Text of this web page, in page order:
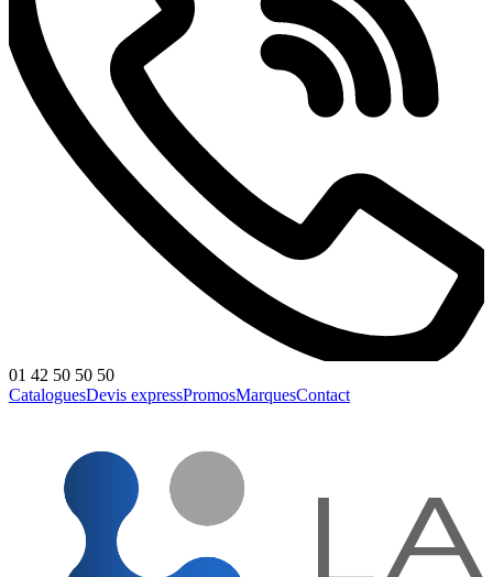
01 42 50 50 50
CataloguesDevis expressPromosMarquesContact